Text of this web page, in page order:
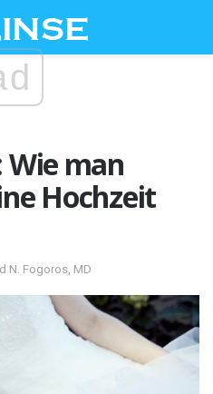
man
Hochzeit
N. Fogoros, MD